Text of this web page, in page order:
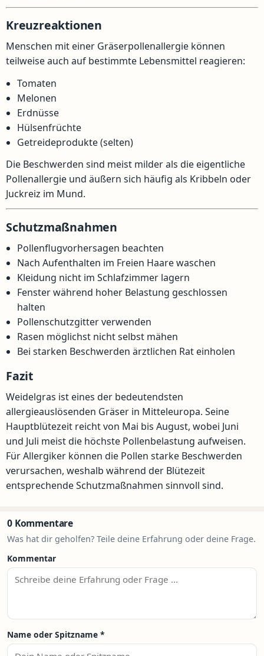
Kreuzreaktionen
Menschen mit einer Gräserpollenallergie können
teilweise auch auf bestimmte Lebensmittel reagieren:
Tomaten
Melonen
Erdnüsse
Hülsenfrüchte
Getreideprodukte (selten)
Die Beschwerden sind meist milder als die eigentliche
Pollenallergie und äußern sich häufig als Kribbeln oder
Juckreiz im Mund.
Schutzmaßnahmen
Pollenflugvorhersagen beachten
Nach Aufenthalten im Freien Haare waschen
Kleidung nicht im Schlafzimmer lagern
Fenster während hoher Belastung geschlossen
halten
Pollenschutzgitter verwenden
Rasen möglichst nicht selbst mähen
Bei starken Beschwerden ärztlichen Rat einholen
Fazit
Weidelgras ist eines der bedeutendsten
allergieauslösenden Gräser in Mitteleuropa. Seine
Hauptblütezeit reicht von Mai bis August, wobei Juni
und Juli meist die höchste Pollenbelastung aufweisen.
Für Allergiker können die Pollen starke Beschwerden
verursachen, weshalb während der Blütezeit
entsprechende Schutzmaßnahmen sinnvoll sind.
0 Kommentare
Was hat dir geholfen? Teile deine Erfahrung oder deine Frage.
Kommentar
Name oder Spitzname *